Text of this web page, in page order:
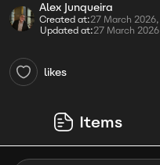
Alex Junqueira
Created at:27 March 2026,
Updated at:27 March 2026
likes
Items